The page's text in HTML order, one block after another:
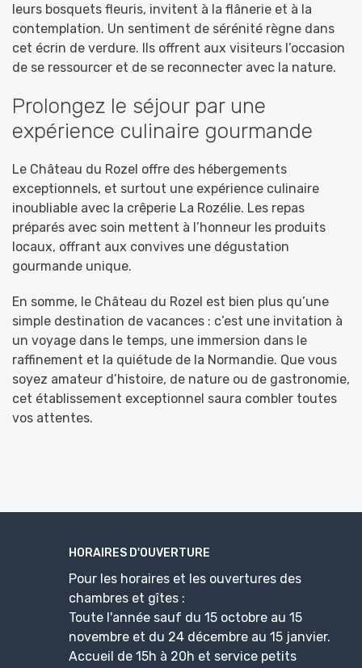
leurs bosquets fleuris, invitent à la flânerie et à la
contemplation. Un sentiment de sérénité règne dans
cet écrin de verdure. Ils offrent aux visiteurs l’occasion
de se ressourcer et de se reconnecter avec la nature.
Prolongez le séjour par une
expérience culinaire gourmande
Le Château du Rozel offre des hébergements
exceptionnels, et surtout une expérience culinaire
inoubliable avec la crêperie La Rozélie. Les repas
préparés avec soin mettent à l’honneur les produits
locaux, offrant aux convives une dégustation
gourmande unique.
En somme, le Château du Rozel est bien plus qu’une
simple destination de vacances : c’est une invitation à
un voyage dans le temps, une immersion dans le
raffinement et la quiétude de la Normandie. Que vous
soyez amateur d’histoire, de nature ou de gastronomie,
cet établissement exceptionnel saura combler toutes
vos attentes.
HORAIRES D'OUVERTURE
Pour les horaires et les ouvertures des
chambres et gîtes :
Toute l'année sauf du 15 octobre au 15
novembre et du 24 décembre au 15 janvier.
Accueil de 15h à 20h et service petits